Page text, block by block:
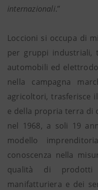
internazionali.”
Loccioni si occupa di
per gruppi
automobili ed
nella campagna
agricoltori, trasferisce
e della propria terra di
nel 1968, a soli 19
modello
conoscenza nella
qualità di prodotti
manifatturiera e dei